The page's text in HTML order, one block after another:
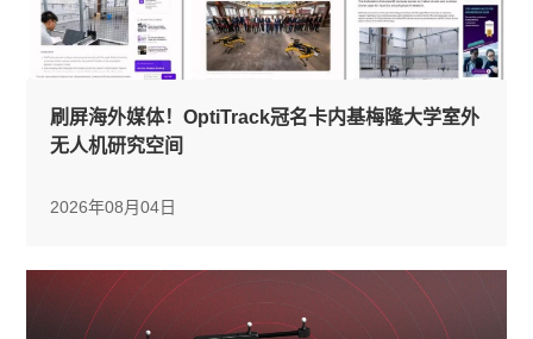
刷屏海外媒体！OptiTrack冠名卡内基梅隆大学室外
无人机研究空间
2026年08月04日